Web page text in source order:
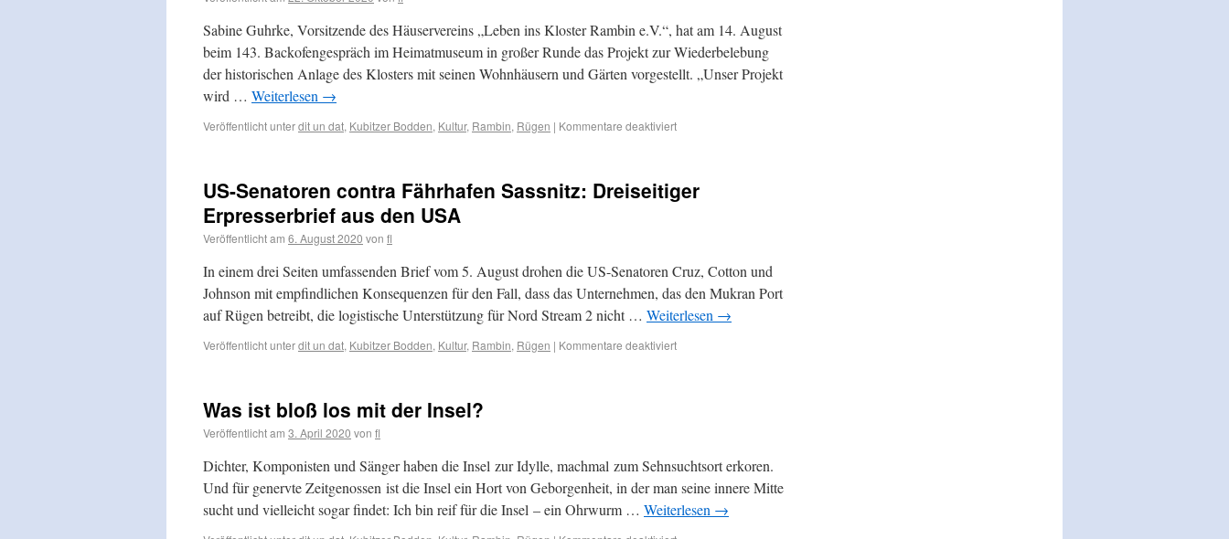
Sabine Guhrke, Vorsitzende des Häuservereins „Leben ins Kloster Rambin e.V.“, hat am 14. August
beim 143. Backofengespräch im Heimatmuseum in großer Runde das Projekt zur Wiederbelebung
der historischen Anlage des Klosters mit seinen Wohnhäusern und Gärten vorgestellt. „Unser Projekt
wird … Weiterlesen →
Veröffentlicht unterdit un dat, Kubitzer Bodden, Kultur, Rambin, Rügen | Kommentare deaktiviert
US-Senatoren contra Fährhafen Sassnitz: Dreiseitiger
Erpresserbrief aus den USA
Veröffentlicht am 6. August 2020 von fl
In einem drei Seiten umfassenden Brief vom 5. August drohen die US-Senatoren Cruz, Cotton und
Johnson mit empfindlichen Konsequenzen für den Fall, dass das Unternehmen, das den Mukran Port
auf Rügen betreibt, die logistische Unterstützung für Nord Stream 2 nicht … Weiterlesen →
Veröffentlicht unterdit un dat, Kubitzer Bodden, Kultur, Rambin, Rügen | Kommentare deaktiviert
Was ist bloß los mit der Insel?
Veröffentlicht am 3. April 2020 von fl
Dichter, Komponisten und Sänger haben die Insel zur Idylle, machmal zum Sehnsuchtsort erkoren.
Und für genervte Zeitgenossen ist die Insel ein Hort von Geborgenheit, in der man seine innere Mitte
sucht und vielleicht sogar findet: Ich bin reif für die Insel – ein Ohrwurm … Weiterlesen →